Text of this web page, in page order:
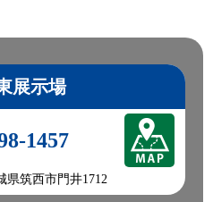
とスムーズです❗
ださい。
展示場
1457
県筑西市門井1712